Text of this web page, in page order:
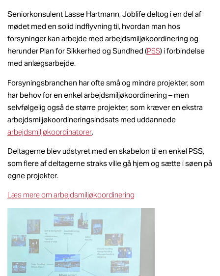
Seniorkonsulent Lasse Hartmann, Joblife deltog i en del af
mødet med en solid indflyvning til, hvordan man hos
forsyninger kan arbejde med arbejdsmiljøkoordinering og
herunder Plan for Sikkerhed og Sundhed (PSS) i forbindelse
med anlægsarbejde.
Forsyningsbranchen har ofte små og mindre projekter, som
har behov for en enkel arbejdsmiljøkoordinering – men
selvfølgelig også de større projekter, som kræver en ekstra
arbejdsmiljøkoordineringsindsats med uddannede
arbejdsmiljøkoordinatorer.
Deltagerne blev udstyret med en skabelon til en enkel PSS,
som flere af deltagerne straks ville gå hjem og sætte i søen på
egne projekter.
Læs mere om arbejdsmiljøkoordinering